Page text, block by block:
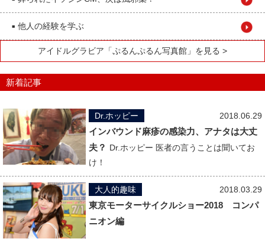
■ 他人の経験を学ぶ
アイドルグラビア「ぷるんぷるん写真館」を見る >
新着記事
2018.06.29
Dr.ホッピー
インバウンド麻疹の感染力、アナタは大丈
夫？ Dr.ホッピー 医者の言うことは聞いてお
け！
2018.03.29
大人的趣味
東京モーターサイクルショー2018 コンパ
ニオン編